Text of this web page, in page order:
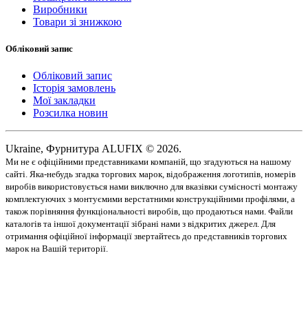
Виробники
Товари зі знижкою
Обліковий запис
Обліковий запис
Історія замовлень
Мої закладки
Розсилка новин
Ukraine, Фурнитура ALUFIX © 2026.
Ми не є офіційними представниками компаній, що згадуються на нашому
сайті. Яка-небудь згадка торгових марок, відображення логотипів, номерів
виробів використовується нами виключно для вказівки сумісності монтажу
комплектуючих з монтуємими верстатними конструкційними профілями, а
також порівняння функціональності виробів, що продаються нами. Файли
каталогів та іншої документації зібрані нами з відкритих джерел. Для
отримання офіційної інформації звертайтесь до представників торгових
марок на Вашій території.